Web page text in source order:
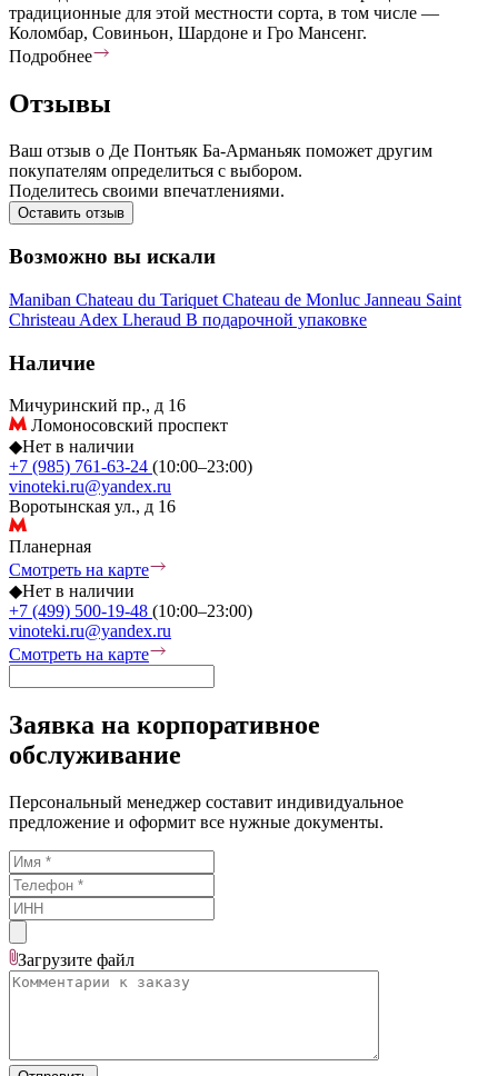
традиционные для этой местности сорта, в том числе —
Коломбар, Совиньон, Шардоне и Гро Мансенг.
Подробнее
Отзывы
Ваш отзыв о Де Понтьяк Ба-Арманьяк поможет другим
покупателям определиться с выбором.
Поделитесь своими впечатлениями.
Оставить отзыв
Возможно вы искали
Maniban Chateau du Tariquet Chateau de Monluc Janneau Saint
Christeau Adex Lheraud В подарочной упаковке
Наличие
Мичуринский пр., д 16
Ломоносовский проспект
◆Нет в наличии
+7 (985) 761-63-24 (10:00–23:00)
vinoteki.ru@yandex.ru
Воротынская ул., д 16
Планерная
Смотреть на карте
◆Нет в наличии
+7 (499) 500-19-48 (10:00–23:00)
vinoteki.ru@yandex.ru
Смотреть на карте
Заявка на корпоративное
обслуживание
Персональный менеджер составит индивидуальное
предложение и оформит все нужные документы.
Загрузите файл